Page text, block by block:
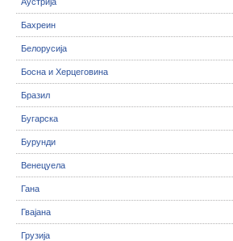
Бахреин
Белорусија
Босна и Херцеговина
Бразил
Бугарска
Бурунди
Венецуела
Гана
Гвајана
Грузија